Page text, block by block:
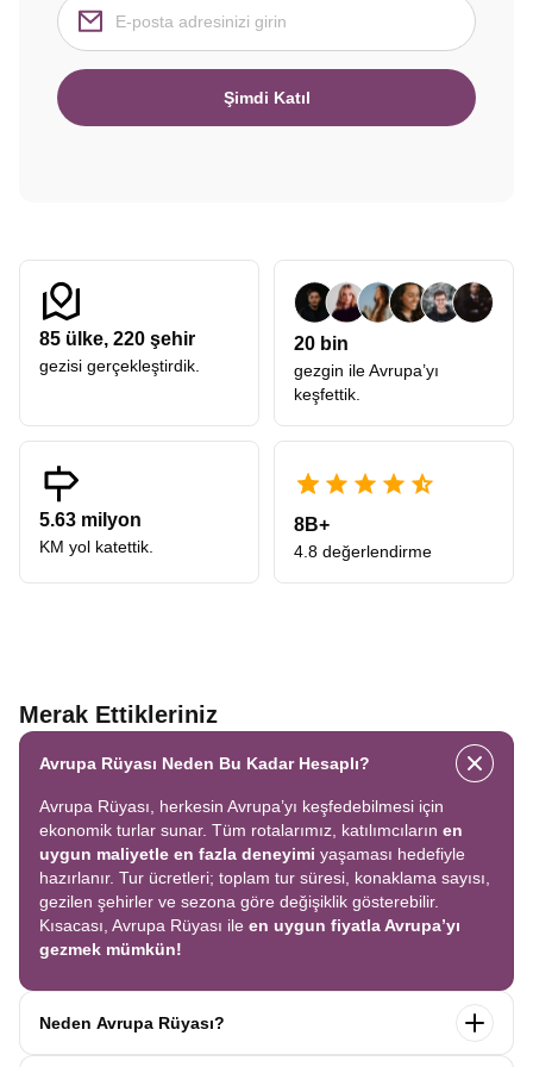
Şimdi Katıl
85 ülke, 220 şehir
gezisi gerçekleştirdik.
20 bin
gezgin ile Avrupa’yı
keşfettik.
5.63 milyon
KM yol katettik.
8B+
4.8 değerlendirme
Merak Ettikleriniz
Avrupa Rüyası Neden Bu Kadar Hesaplı?
Avrupa Rüyası, herkesin Avrupa’yı keşfedebilmesi için
ekonomik turlar sunar. Tüm rotalarımız, katılımcıların en
uygun maliyetle en fazla deneyimi yaşaması hedefiyle
hazırlanır. Tur ücretleri; toplam tur süresi, konaklama sayısı,
gezilen şehirler ve sezona göre değişiklik gösterebilir.
Kısacası, Avrupa Rüyası ile en uygun fiyatla Avrupa’yı
gezmek mümkün!
Neden Avrupa Rüyası?